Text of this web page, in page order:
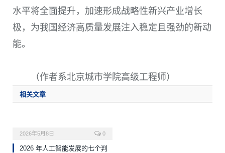
水平将全面提升，加速形成战略性新兴产业增长
极，为我国经济高质量发展注入稳定且强劲的新动
能。
（作者系北京城市学院高级工程师）
相关文章
2026年5月8日 0
2026 年人工智能发展的七个判